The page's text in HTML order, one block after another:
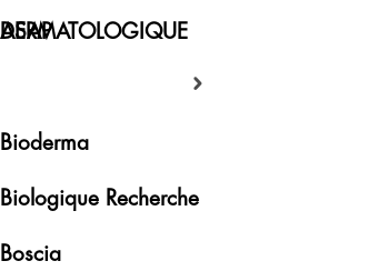
DERMATOLOGIQUE
ASAP
Bioderma
Biologique Recherche
Boscia